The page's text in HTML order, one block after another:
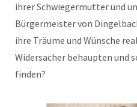
ihrer Schwiegermutter und
Bürgermeister von
ihre Träume und Wünsche
Widersacher behaupten und
finden?